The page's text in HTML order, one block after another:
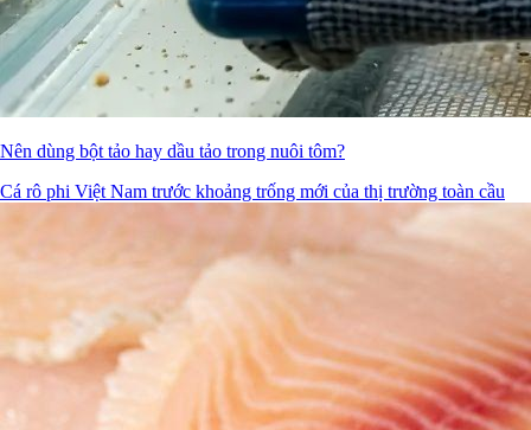
Nên dùng bột tảo hay dầu tảo trong nuôi tôm?
Cá rô phi Việt Nam trước khoảng trống mới của thị trường toàn cầu